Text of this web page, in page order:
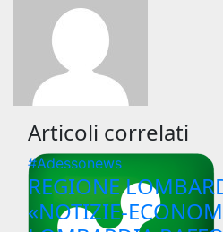
Articoli correlati
#Adessonews
REGIONE
«NOTIZIE-